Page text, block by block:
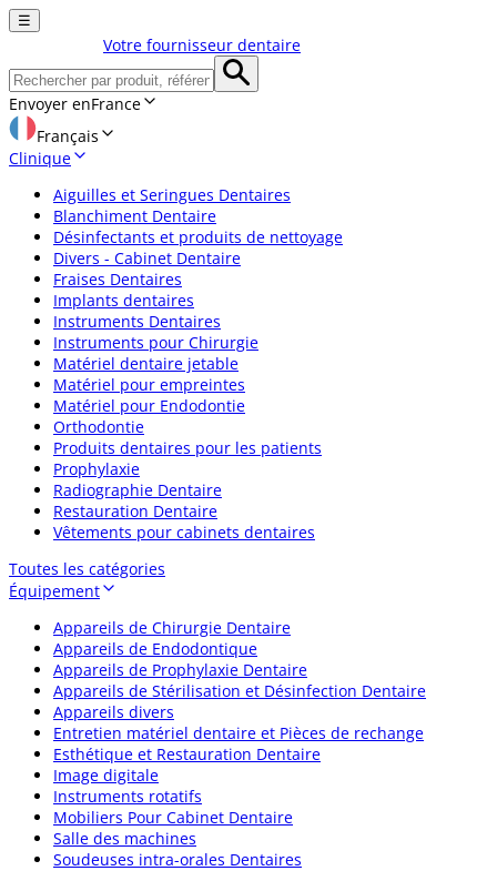
☰
Votre fournisseur dentaire
Envoyer enFrance
Français
Clinique
Aiguilles et Seringues Dentaires
Blanchiment Dentaire
Désinfectants et produits de nettoyage
Divers - Cabinet Dentaire
Fraises Dentaires
Implants dentaires
Instruments Dentaires
Instruments pour Chirurgie
Matériel dentaire jetable
Matériel pour empreintes
Matériel pour Endodontie
Orthodontie
Produits dentaires pour les patients
Prophylaxie
Radiographie Dentaire
Restauration Dentaire
Vêtements pour cabinets dentaires
Toutes les catégories
Équipement
Appareils de Chirurgie Dentaire
Appareils de Endodontique
Appareils de Prophylaxie Dentaire
Appareils de Stérilisation et Désinfection Dentaire
Appareils divers
Entretien matériel dentaire et Pièces de rechange
Esthétique et Restauration Dentaire
Image digitale
Instruments rotatifs
Mobiliers Pour Cabinet Dentaire
Salle des machines
Soudeuses intra-orales Dentaires